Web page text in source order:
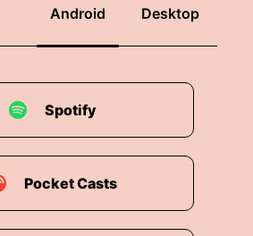
Android Desktop
Spotify
Pocket Casts